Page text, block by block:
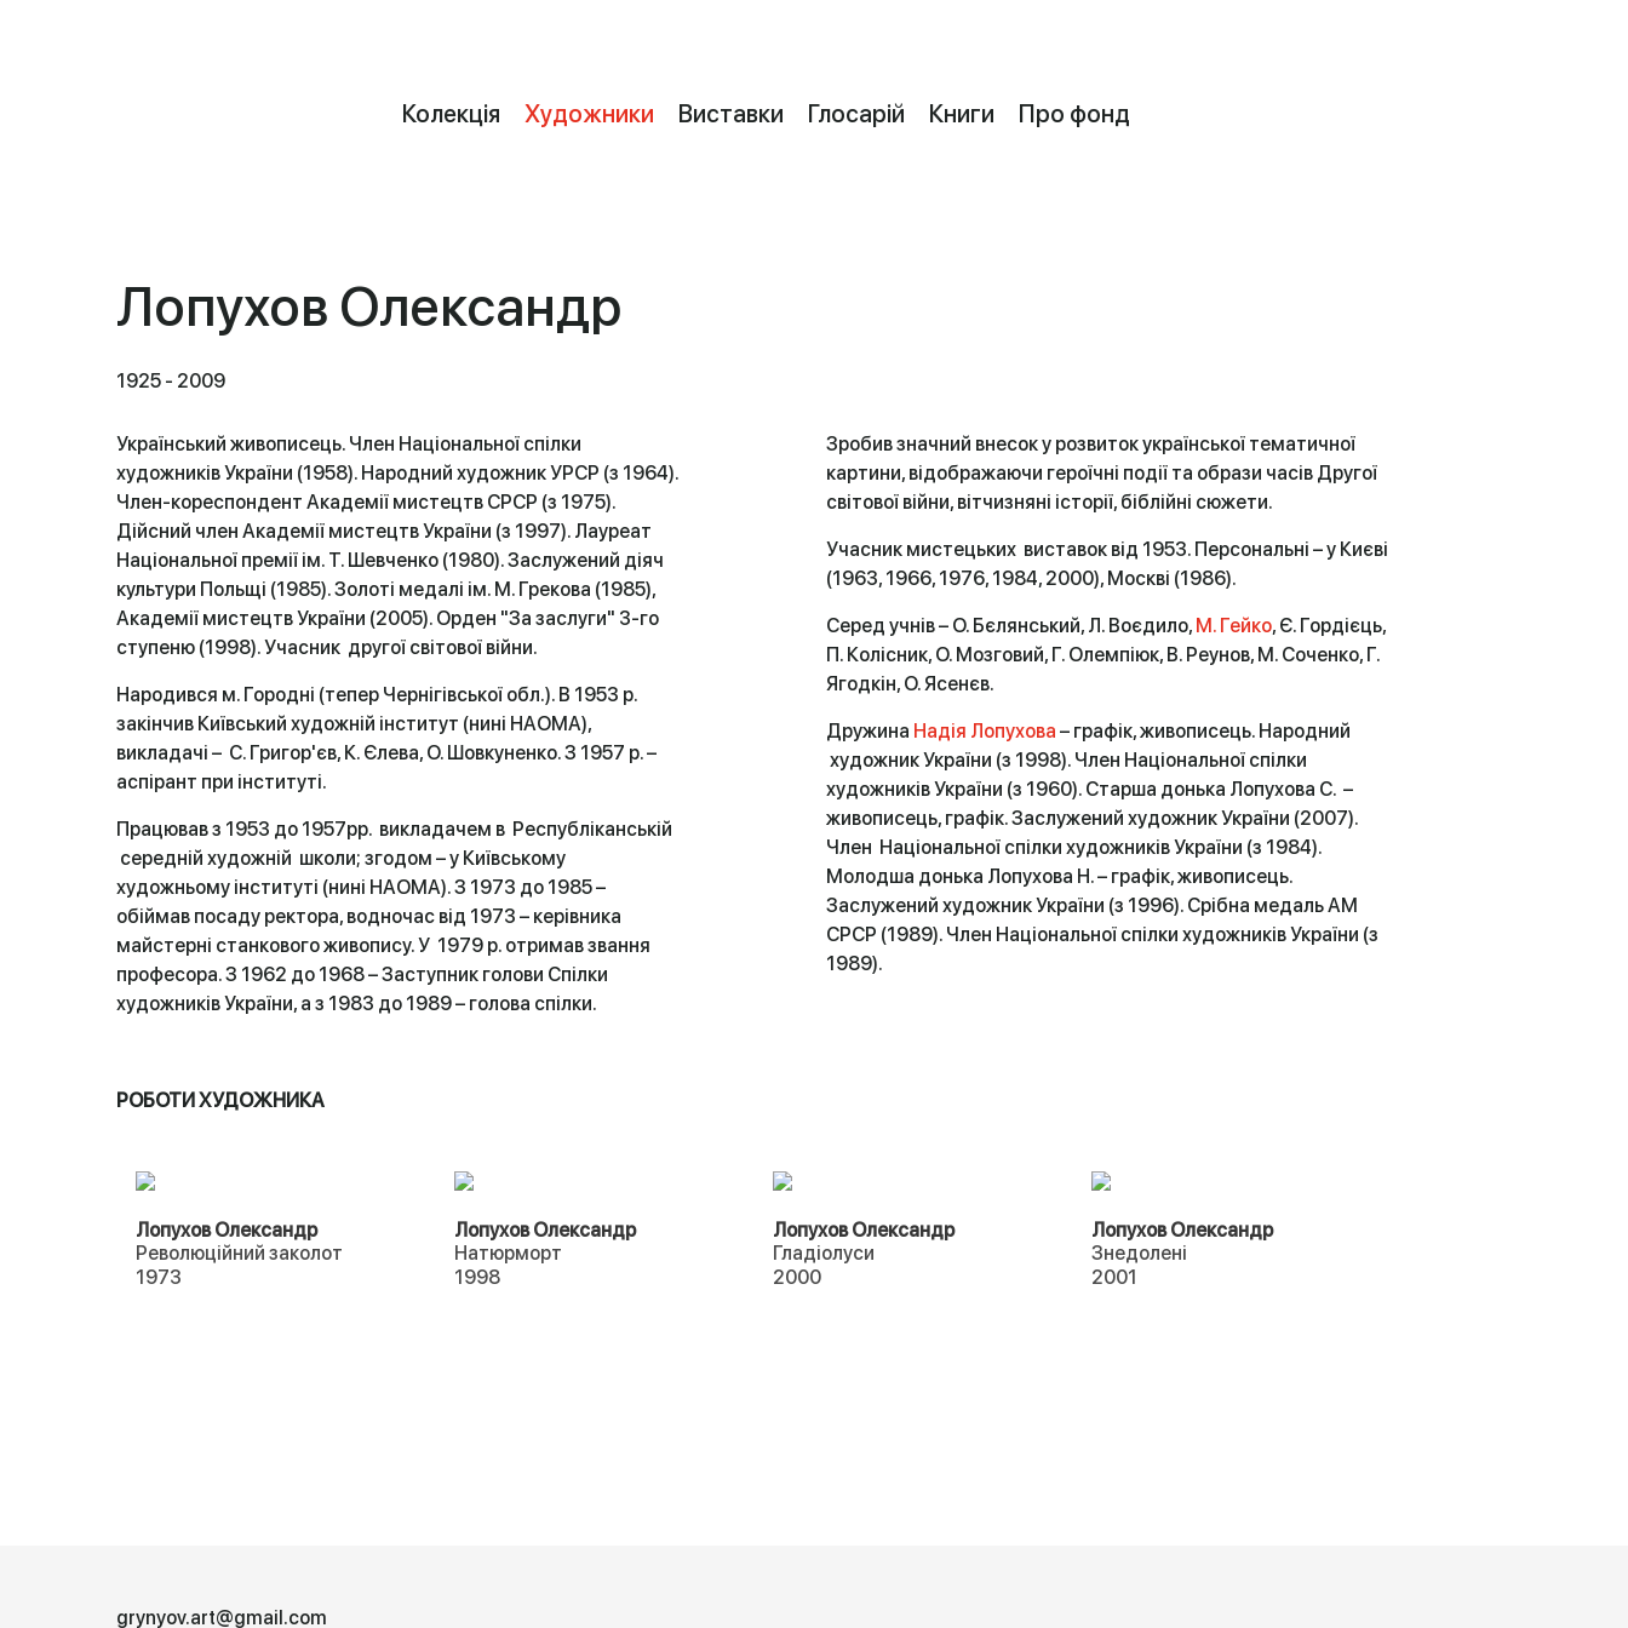
Колекція Художники Виставки Глосарій Книги Про фонд
Лопухов Олександр
1925 - 2009
Український живописець. Член Національної спілки
художників України (1958). Народний художник УРСР (з 1964).
Член-кореспондент Академії мистецтв СРСР (з 1975).
Дійсний член Академії мистецтв України (з 1997). Лауреат
Національної премії ім. Т. Шевченко (1980). Заслужений діяч
культури Польщі (1985). Золоті медалі ім. М. Грекова (1985),
Академії мистецтв України (2005). Орден "За заслуги" 3-го
ступеню (1998). Учасник другої світової війни.
Народився м. Городні (тепер Чернігівської обл.). В 1953 р.
закінчив Київський художній інститут (нині НАОМА),
викладачі – С. Григор'єв, К. Єлева, О. Шовкуненко. З 1957 р. –
аспірант при інституті.
Працював з 1953 до 1957рр. викладачем в Республіканській
середній художній школи; згодом – у Київському
художньому інституті (нині НАОМА). З 1973 до 1985 –
обіймав посаду ректора, водночас від 1973 – керівника
майстерні станкового живопису. У 1979 р. отримав звання
професора. З 1962 до 1968 – Заступник голови Спілки
художників України, а з 1983 до 1989 – голова спілки.
Зробив значний внесок у розвиток української тематичної
картини, відображаючи героїчні події та образи часів Другої
світової війни, вітчизняні історії, біблійні сюжети.
Учасник мистецьких виставок від 1953. Персональні – у Києві
(1963, 1966, 1976, 1984, 2000), Москві (1986).
Серед учнів – О. Бєлянський, Л. Воєдило, М. Гей­ко, Є. Гордієць,
П. Колісник, О. Мозговий, Г. Олемпіюк, В. Реунов, М. Соченко, Г.
Ягодкін, О. Ясенєв.
Дружина Надія Лопухова – графік, живописець. Народний
художник України (з 1998). Член Національної спілки
художників України (з 1960). Старша донька Лопухова С. –
живописець, графік. Заслужений художник України (2007).
Член Національної спілки художників України (з 1984).
Молодша донька Лопухова Н. – графік, живописець.
Заслужений художник України (з 1996). Срібна медаль АМ
СРСР (1989). Член Національної спілки художників України (з
1989).
РОБОТИ ХУДОЖНИКА
Лопухов Олександр
Революційний заколот
1973
Лопухов Олександр
Натюрморт
1998
Лопухов Олександр
Гладіолуси
2000
Лопухов Олександр
Знедолені
2001
grynyov.art@gmail.com